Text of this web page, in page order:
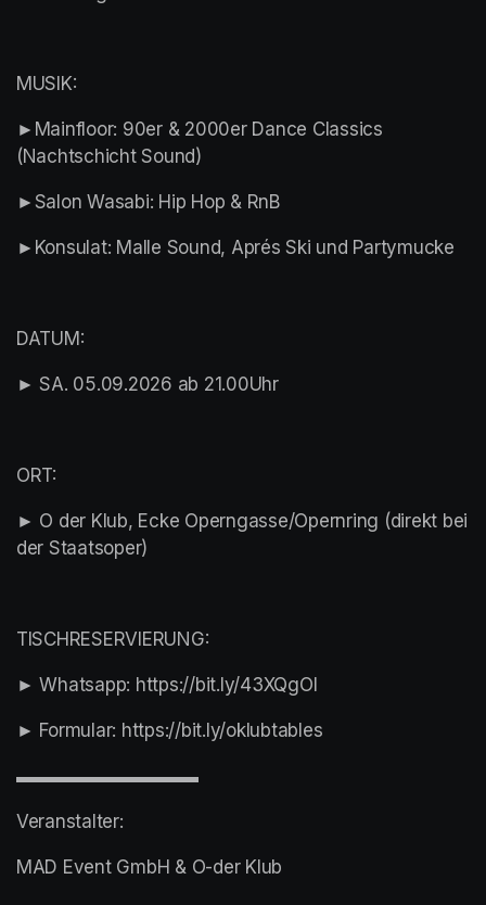
MUSIK:
►Mainfloor: 90er & 2000er Dance Classics
(Nachtschicht Sound)
►Salon Wasabi: Hip Hop & RnB
►Konsulat: Malle Sound, Aprés Ski und Partymucke
DATUM:
► SA. 05.09.2026 ab 21.00Uhr
ORT:
► O der Klub, Ecke Operngasse/Opernring (direkt bei
der Staatsoper)
TISCHRESERVIERUNG:
► Whatsapp: https://bit.ly/43XQgOl
► Formular: https://bit.ly/oklubtables
▬▬▬▬▬▬▬▬▬▬
Veranstalter:
MAD Event GmbH & O-der Klub